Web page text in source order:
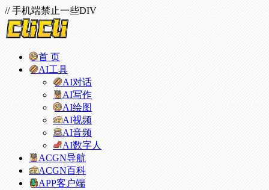
// 手机端禁止一些DIV
首 页
AI工具
AI对话
AI写作
AI绘图
AI视频
AI音频
AI数字人
ACGN导航
ACGN百科
APP客户端